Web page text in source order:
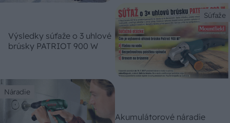
Súťaže
Výsledky súťaže o 3 uhlové
brúsky PATRIOT 900 W
Náradie
Akumulátorové náradie